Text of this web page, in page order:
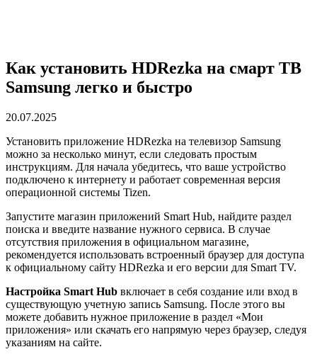
Как установить HDRezka на смарт ТВ
Samsung легко и быстро
20.07.2025
Установить приложение HDRezka на телевизор Samsung
можно за несколько минут, если следовать простым
инструкциям. Для начала убедитесь, что ваше устройство
подключено к интернету и работает современная версия
операционной системы Tizen.
Запустите магазин приложений Smart Hub, найдите раздел
поиска и введите название нужного сервиса. В случае
отсутствия приложения в официальном магазине,
рекомендуется использовать встроенный браузер для доступа
к официальному сайту HDRezka и его версии для Smart TV.
Настройка Smart Hub включает в себя создание или вход в
существующую учетную запись Samsung. После этого вы
можете добавить нужное приложение в раздел «Мои
приложения» или скачать его напрямую через браузер, следуя
указаниям на сайте.